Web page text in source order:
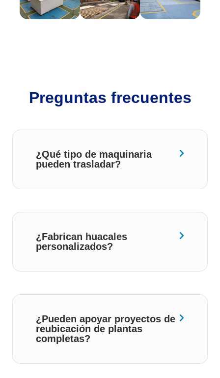
Preguntas frecuentes
¿Qué tipo de maquinaria
pueden trasladar?
¿Fabrican huacales
personalizados?
¿Pueden apoyar proyectos de
reubicación de plantas
completas?